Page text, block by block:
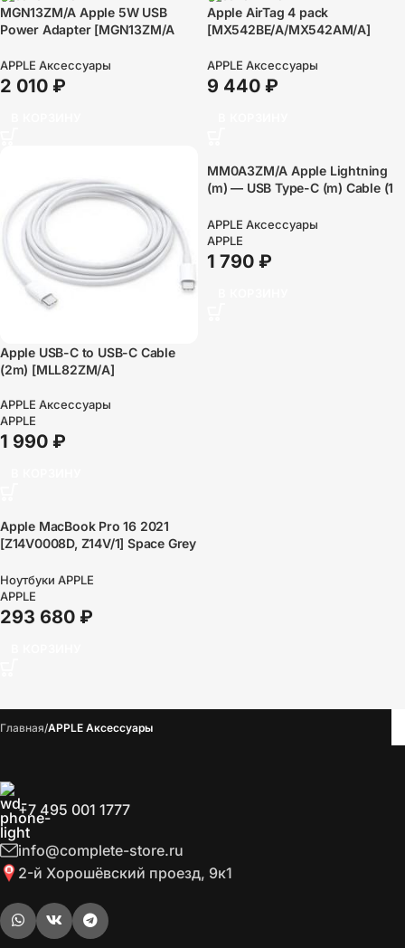
MGN13ZM/A Apple 5W USB
Power Adapter [MGN13ZM/A
APPLE Аксессуары
2 010 ₽
Apple AirTag 4 pack
[MX542BE/A/MX542AM/A]
APPLE Аксессуары
9 440 ₽
Apple USB-C to USB-C Cable
(2m) [MLL82ZM/A]
APPLE Аксессуары
APPLE
1 990 ₽
MM0A3ZM/A Apple Lightning
(m) — USB Type-C (m) Cable (1
APPLE Аксессуары
APPLE
1 790 ₽
Apple MacBook Pro 16 2021
[Z14V0008D, Z14V/1] Space Grey
{(3456×2234) M1 Pro chip with
10-core CPU and 16-core
GPU/32GB/512GB SSD} (2021)
Ноутбуки APPLE
APPLE
293 680 ₽
Главная APPLE Аксессуары
+7 495 001 1777
info@complete-store.ru
2-й Хорошёвский проезд, 9к1